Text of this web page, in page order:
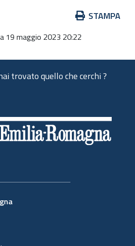
STAMPA
19 maggio 2023 20:22
trovato quello che cerchi ?